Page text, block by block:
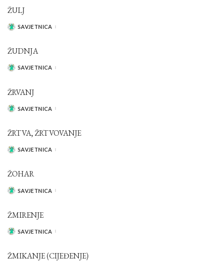
ŽULJ
POSTED
SAVJETNICA
ŽUDNJA
POSTED
SAVJETNICA
ŽRVANJ
POSTED
SAVJETNICA
ŽRTVA, ŽRTVOVANJE
POSTED
SAVJETNICA
ŽOHAR
POSTED
SAVJETNICA
ŽMIRENJE
POSTED
SAVJETNICA
ŽMIKANJE (CIJEĐENJE)